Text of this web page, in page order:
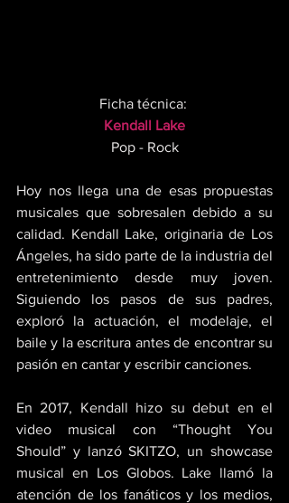
Ficha técnica:
Kendall Lake
Pop - Rock
Hoy nos llega una de esas propuestas
musicales que sobresalen debido a su
calidad. Kendall Lake, originaria de Los
Ángeles, ha sido parte de la industria del
entretenimiento desde muy joven.
Siguiendo los pasos de sus padres,
exploró la actuación, el modelaje, el
baile y la escritura antes de encontrar su
pasión en cantar y escribir canciones.
En 2017, Kendall hizo su debut en el
video musical con “Thought You
Should” y lanzó SKITZO, un showcase
musical en Los Globos. Lake llamó la
atención de los fanáticos y los medios,